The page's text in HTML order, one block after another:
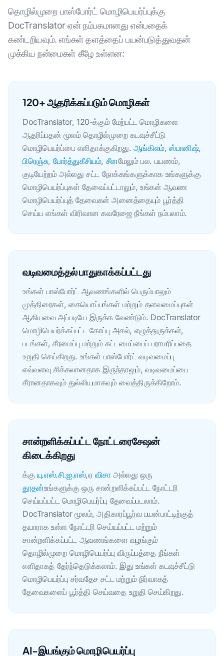
தொழில்முறை பாஸ்போர்ட் மொழிபெயர்ப்புக்கு
DocTranslator ஏன் நம்பகமானது என்பதைக்
கண்டறியவும். எங்கள் தளத்தைப் பயன்படுத்துவதன்
முக்கிய நன்மைகள் கீழே உள்ளன:
120+ ஆதரிக்கப்படும் மொழிகள்
DocTranslator, 120-க்கும் மேற்பட்ட மொழிகளை
ஆதரிப்பதன் மூலம் தொழில்முறை கடவுச்சீட்டு
மொழிபெயர்ப்பை எளிதாக்குகிறது. ஆங்கிலம்,ஸ்பானிஷ்,
பிரெஞ்சு, போர்த்துகீசியம், சீனமேலும் பல. பயணம்,
குடியேற்றம் அல்லது சட்ட நோக்கங்களுக்காக உங்களுக்கு
மொழிபெயர்ப்புகள் தேவைப்பட்டாலும், உங்கள் ஆவண
மொழிபெயர்ப்புத் தேவைகள் அனைத்தையும் பூர்த்தி
செய்ய எங்கள் விரிவான கவரேஜை நீங்கள் நம்பலாம்.
வடிவமைத்தல் பாதுகாக்கப்பட்டது
உங்கள் பாஸ்போர்ட் ஆவணங்களில் பெரும்பாலும்
முத்திரைகள், கையொப்பங்கள் மற்றும் தளவமைப்புகள்
ஆகியவை அப்படியே இருக்க வேண்டும். DocTranslator
மொழிபெயர்க்கப்பட்ட கோப்பு அசல், எழுத்துருக்கள்,
படங்கள், சீரமைப்பு மற்றும் கட்டமைப்பைப் பராமரிப்பதை
உறுதி செய்கிறது. உங்கள் பாஸ்போர்ட் வடிவமைப்பு
எவ்வளவு சிக்கலானதாக இருந்தாலும், வடிவமைப்பை
சீரானதாகவும் துல்லியமாகவும் வைத்திருக்கிறோம்.
சான்றளிக்கப்பட்ட நோட்டரைசேஷன்
கிடைக்கிறது
க்கு யு.எஸ்.சி.ஐ.எஸ்,ஏவிசாஅல்லது ஒரு
தூதன்உங்களுக்கு ஒரு சான்றளிக்கப்பட்ட நோட்டரி
செய்யப்பட்ட மொழிபெயர்ப்பு தேவைப்படலாம்.
DocTranslator மூலம், அதிகாரப்பூர்வ பயன்பாட்டிற்குத்
தயாராக உள்ள நோட்டரி செய்யப்பட்ட மற்றும்
சான்றளிக்கப்பட்ட ஆவணங்களை வழங்கும்
தொழில்முறை மொழிபெயர்ப்பு விருப்பத்தை நீங்கள்
எளிதாகத் தேர்ந்தெடுக்கலாம். இது உங்கள் கடவுச்சீட்டு
மொழிபெயர்ப்பு சர்வதேச சட்ட மற்றும் நிர்வாகத்
தேவைகளைப் பூர்த்தி செய்வதை உறுதி செய்கிறது.
AI-இயங்கும் மொழிபெயர்ப்பு